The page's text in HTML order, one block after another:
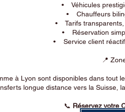
• Véhicules
• Chauffeurs
• Tarifs transparents,
• Réservation
• Service client réactif
📍
à Lyon sont disponibles dans tout
longue distance vers la Suisse,
📞 Réservez votre